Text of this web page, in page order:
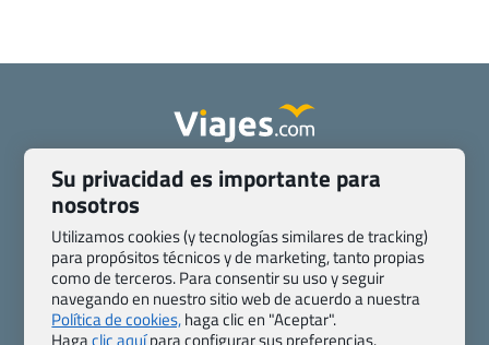
Quienes somos
Contacto
Pasaporte, Visado, Salud y otras disposiciones específicas
Blog de Viajes.com
Registro de agencias
Preguntas frecuentes
Condiciones generales
Política de privacidad y cookies
Transparencia
Todas las páginas – sitemap
Su privacidad es importante para
nosotros
Utilizamos cookies (y tecnologías similares de tracking)
para propósitos técnicos y de marketing, tanto propias
como de terceros. Para consentir su uso y seguir
navegando en nuestro sitio web de acuerdo a nuestra
Política de cookies,haga clic en "Aceptar".
Hagaclic aquípara configurar sus preferencias.